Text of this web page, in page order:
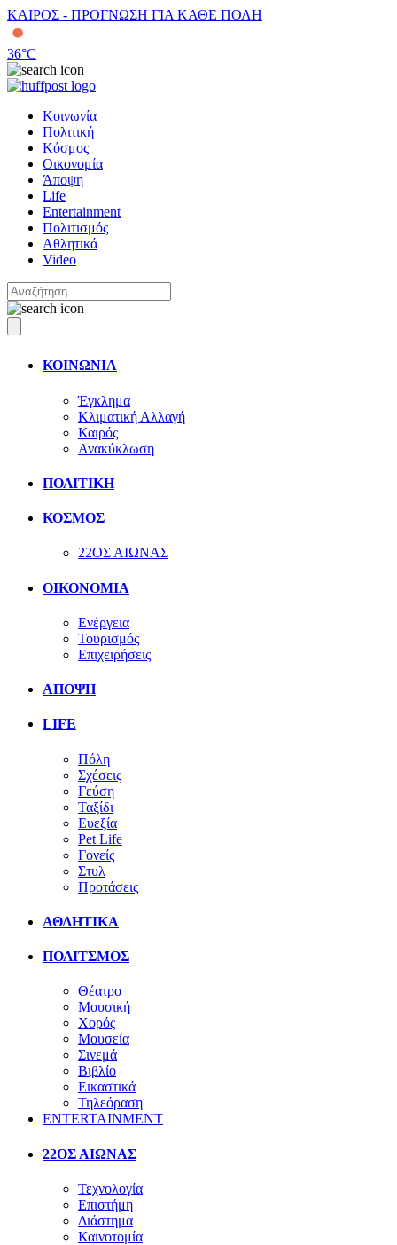
ΚΑΙΡΟΣ - ΠΡΟΓΝΩΣΗ ΓΙΑ ΚΑΘΕ ΠΟΛΗ
36°C
Κοινωνία
Πολιτική
Κόσμος
Οικονομία
Άποψη
Life
Entertainment
Πολιτισμός
Αθλητικά
Video
ΚΟΙΝΩΝΙΑ
Έγκλημα
Κλιματική Αλλαγή
Καιρός
Ανακύκλωση
ΠΟΛΙΤΙΚΗ
ΚΟΣΜΟΣ
22ΟΣ ΑΙΩΝΑΣ
ΟΙΚΟΝΟΜΙΑ
Ενέργεια
Τουρισμός
Επιχειρήσεις
ΑΠΟΨΗ
LIFE
Πόλη
Σχέσεις
Γεύση
Ταξίδι
Ευεξία
Pet Life
Γονείς
Στυλ
Προτάσεις
ΑΘΛΗΤΙΚΑ
ΠΟΛΙΤΣΜΟΣ
Θέατρο
Μουσική
Χορός
Μουσεία
Σινεμά
Βιβλίο
Εικαστικά
Τηλεόραση
ENTERTAINMENT
22ΟΣ ΑΙΩΝΑΣ
Τεχνολογία
Επιστήμη
Διάστημα
Καινοτομία